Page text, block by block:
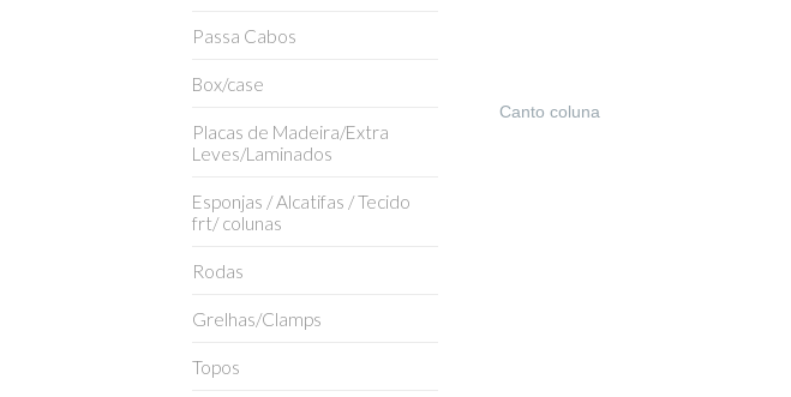
Canto coluna
Passa Cabos
Box/case
Placas de Madeira/Extra
Leves/Laminados
Esponjas / Alcatifas / Tecido
frt/ colunas
Rodas
Grelhas/Clamps
Topos